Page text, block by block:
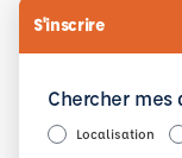
S'inscrire
Chercher
Localisation